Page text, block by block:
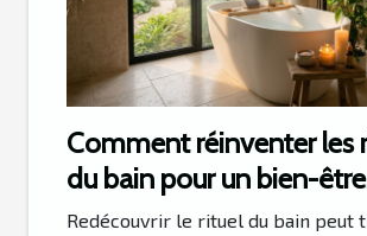
Comment réinventer les
du bain pour un bien-être
quotidien ?
Redécouvrir le rituel du bain peut